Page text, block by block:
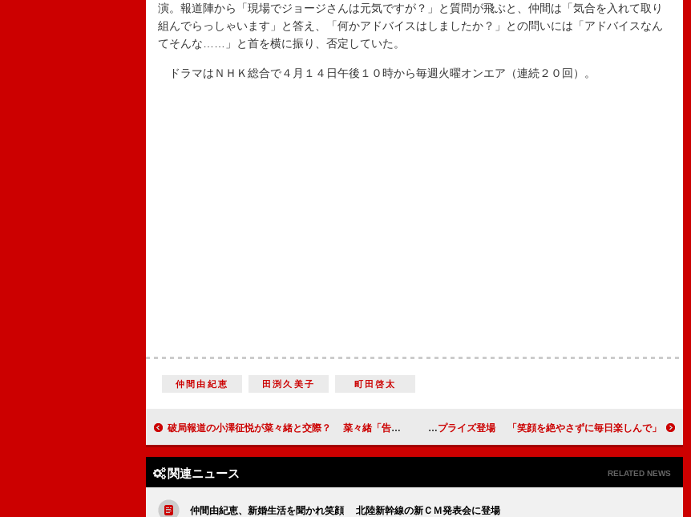
演。報道陣から「現場でジョージさんは元気ですが？」と質問が飛ぶと、仲間は「気合を入れて取り
組んでらっしゃいます」と答え、「何かアドバイスはしましたか？」との問いには「アドバイスなん
てそんな……」と首を横に振り、否定していた。
ドラマはＮＨＫ総合で４月１４日午後１０時から毎週火曜オンエア（連続２０回）。
仲間由紀恵 田渕久美子 町田啓太
破局報道の小澤征悦が菜々緒と交際？ 菜々緒「告白して昨日やっとＯＫ貰った」 紗栄子、入社式にサプライズ登場 「笑顔を絶やさずに毎日楽しんで」
関連ニュース RELATED NEWS
仲間由紀恵、新婚生活を聞かれ笑顔 北陸新幹線の新ＣＭ発表会に登場